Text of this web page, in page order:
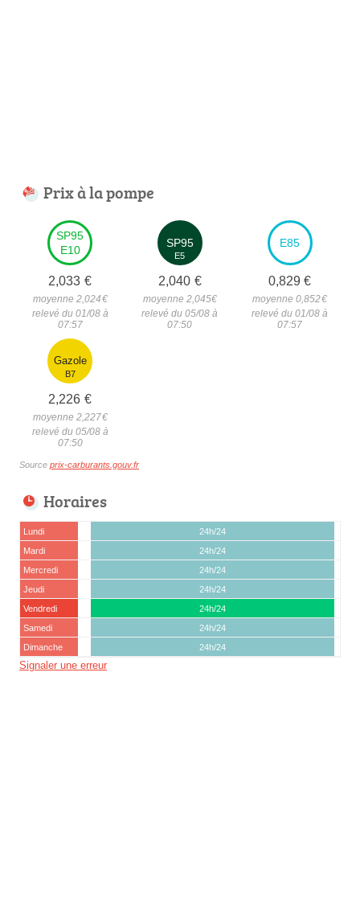
Prix à la pompe
SP95
E10
2,033 €
moyenne 2,024€
relevé du 01/08 à
07:57
SP95
E5
2,040 €
moyenne 2,045€
relevé du 05/08 à
07:50
E85
0,829 €
moyenne 0,852€
relevé du 01/08 à
07:57
Gazole
B7
2,226 €
moyenne 2,227€
relevé du 05/08 à
07:50
Source prix-carburants.gouv.fr
Horaires
Lundi
24h/24
Mardi
24h/24
Mercredi
24h/24
Jeudi
24h/24
Vendredi
24h/24
Samedi
24h/24
Dimanche
24h/24
Signaler une erreur